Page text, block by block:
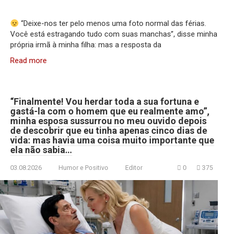
“Deixe-nos ter pelo menos uma foto normal das férias.
Você está estragando tudo com suas manchas”, disse minha
própria irmã à minha filha: mas a resposta da
Read more
“Finalmente! Vou herdar toda a sua fortuna e
gastá-la com o homem que eu realmente amo”,
minha esposa sussurrou no meu ouvido depois
de descobrir que eu tinha apenas cinco dias de
vida: mas havia uma coisa muito importante que
ela não sabia…
03.08.2026 Humor e Positivo Editor 0 375